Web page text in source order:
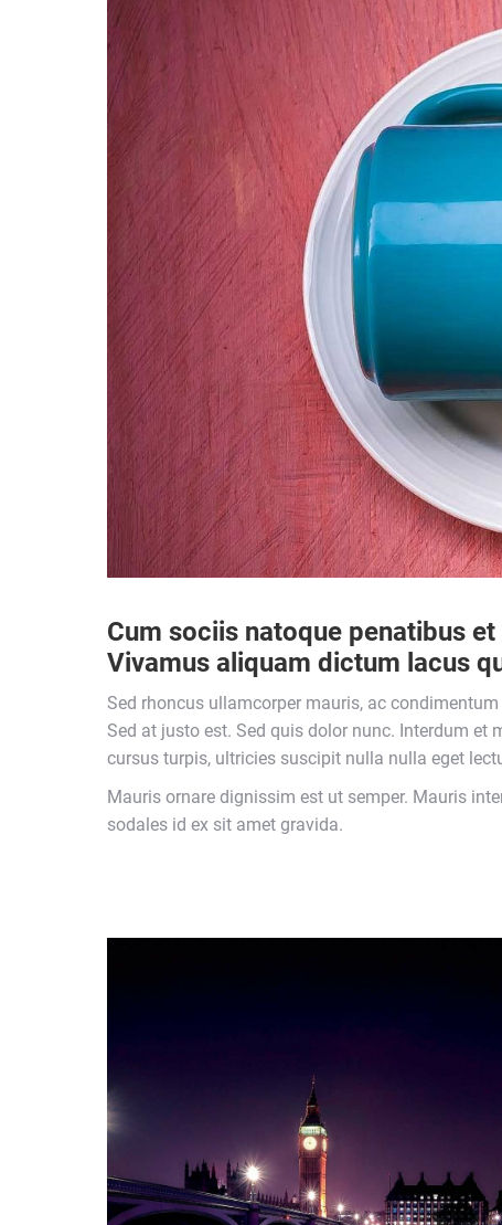
Cum sociis natoque penatibus
Vivamus aliquam dictum lacus
Sed rhoncus ullamcorper mauris, ac
Sed at justo est. Sed quis dolor nunc. Interdum
cursus turpis, ultricies suscipit nulla nulla eget
Mauris ornare dignissim est ut semper. Mauris
sodales id ex sit amet gravida.